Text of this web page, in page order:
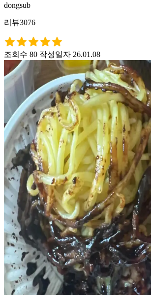
dongsub
리뷰3076
조회수 80 작성일자 26.01.08